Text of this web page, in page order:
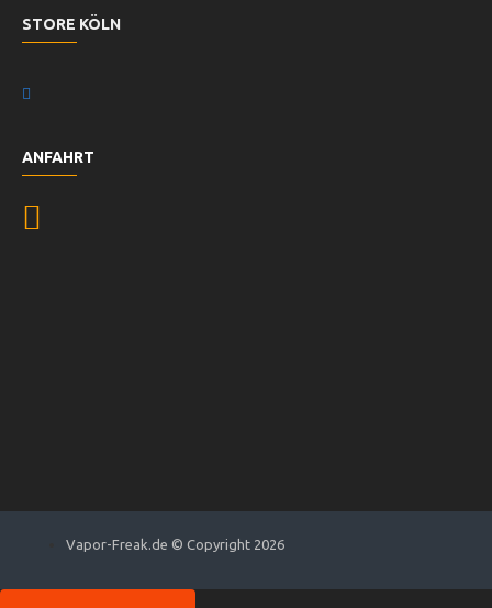
STORE KÖLN
ANFAHRT
Vapor-Freak.de © Copyright 2026